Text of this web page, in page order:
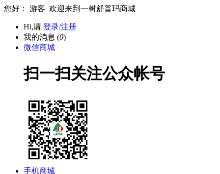
您好： 游客 欢迎来到一树舒普玛商城
Hi,请 登录/注册
我的消息 (0)
微信商城
扫一扫关注公众帐号
手机商城